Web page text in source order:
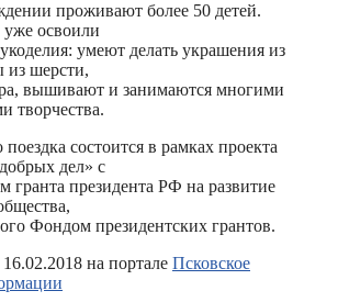
проживают более 50 детей.
освоили
умеют делать украшения из
из шерсти,
вышивают и занимаются многими
творчества.
состоится в рамках проекта
дел» с
гранта президента РФ на развитие
Фондом президентских грантов.
на портале Псковское